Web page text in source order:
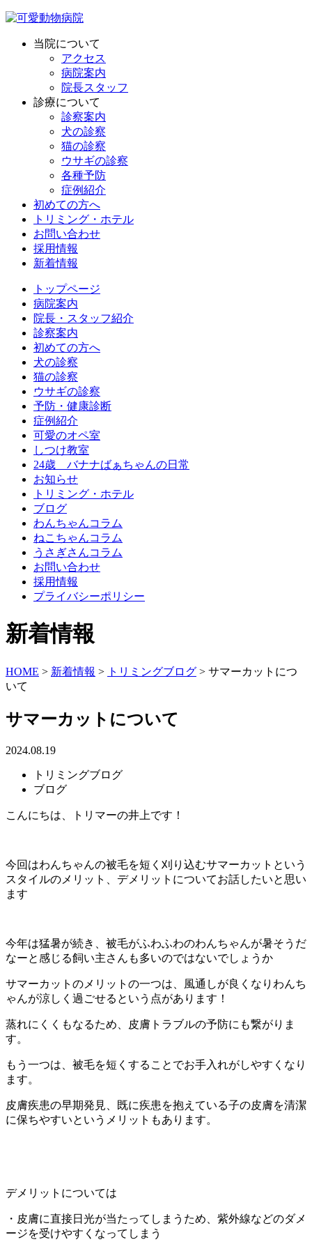
当院について
アクセス
病院案内
院長スタッフ
診療について
診察案内
犬の診察
猫の診察
ウサギの診察
各種予防
症例紹介
初めての方へ
トリミング・ホテル
お問い合わせ
採用情報
新着情報
トップページ
病院案内
院長・スタッフ紹介
診察案内
初めての方へ
犬の診察
猫の診察
ウサギの診察
予防・健康診断
症例紹介
可愛のオペ室
しつけ教室
24歳 バナナばぁちゃんの日常
お知らせ
トリミング・ホテル
ブログ
わんちゃんコラム
ねこちゃんコラム
うさぎさんコラム
お問い合わせ
採用情報
プライバシーポリシー
新着情報
HOME > 新着情報 > トリミングブログ > サマーカットにつ
いて
サマーカットについて
2024.08.19
トリミングブログ
ブログ
こんにちは、トリマーの井上です！
今回はわんちゃんの被毛を短く刈り込むサマーカットという
スタイルのメリット、デメリットについてお話したいと思い
ます
今年は猛暑が続き、被毛がふわふわのわんちゃんが暑そうだ
なーと感じる飼い主さんも多いのではないでしょうか
サマーカットのメリットの一つは、風通しが良くなりわんち
ゃんが涼しく過ごせるという点があります！
蒸れにくくもなるため、皮膚トラブルの予防にも繋がりま
す。
もう一つは、被毛を短くすることでお手入れがしやすくなり
ます。
皮膚疾患の早期発見、既に疾患を抱えている子の皮膚を清潔
に保ちやすいというメリットもあります。
デメリットについては
・皮膚に直接日光が当たってしまうため、紫外線などのダメ
ージを受けやすくなってしまう